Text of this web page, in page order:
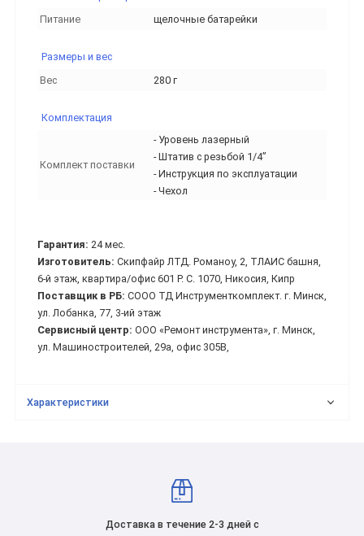
Питание
щелочные батарейки
Размеры и вес
Вес
280 г
Комплектация
Комплект поставки
- Уровень лазерный
- Штатив с резьбой 1/4”
- Инструкция по эксплуатации
- Чехол
Гарантия: 24 мес.
Изготовитель: Скипфайр ЛТД. Романоу, 2, ТЛАИС башня,
6-й этаж, квартира/офис 601 Р. С. 1070, Никосия, Кипр
Поставщик в РБ: СООО ТД Инструменткомплект. г. Минск,
ул. Лобанка, 77, 3-ий этаж
Сервисный центр: ООО «Ремонт инструмента», г. Минск,
ул. Машиностроителей, 29а, офис 305В,
Характеристики
Доставка в течение 2-3 дней с